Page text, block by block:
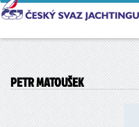
PETR MATOUŠEK